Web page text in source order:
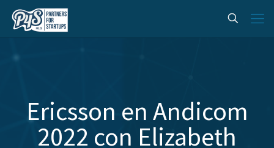
Ericsson en Andicom
2022 con Elizabeth